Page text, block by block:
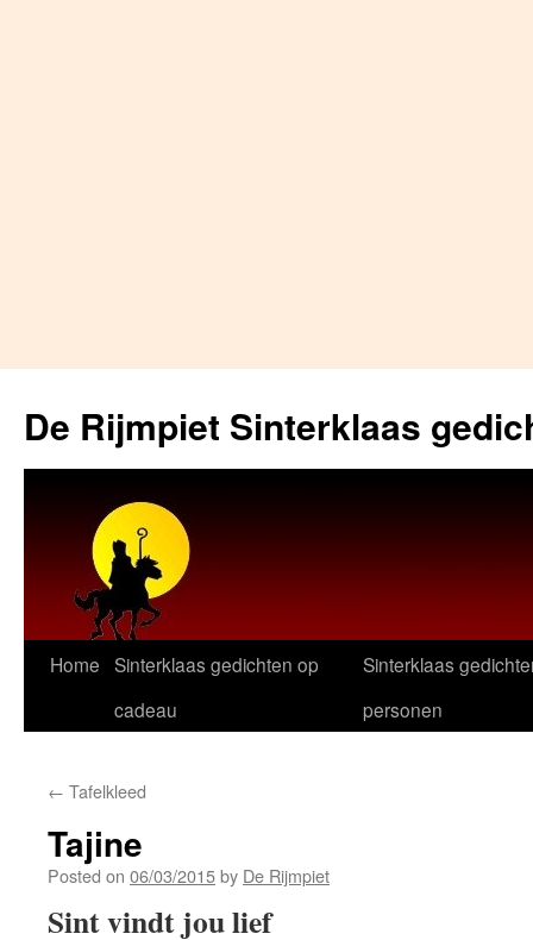
content
De Rijmpiet Sinterklaas
Home Sinterklaas gedichten op
cadeau
Sinterklaas
personen
← Tafelkleed
Tajine
Posted on 06/03/2015by De Rijmpiet
Sint vindt jou lief